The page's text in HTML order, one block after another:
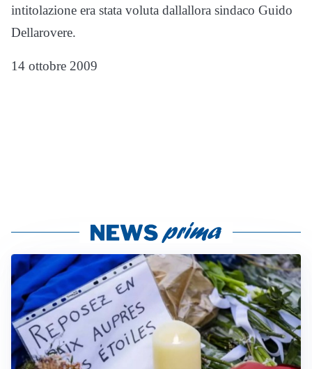
intitolazione era stata voluta dallallora sindaco Guido
Dellarovere.
14 ottobre 2009